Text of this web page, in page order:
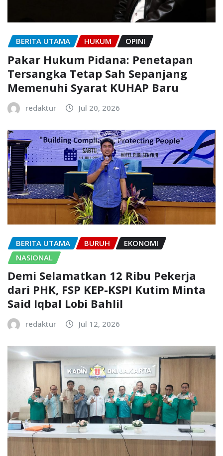
BERITA UTAMA HUKUM OPINI
Pakar Hukum Pidana: Penetapan
Tersangka Tetap Sah Sepanjang
Memenuhi Syarat KUHAP Baru
redaktur Jul 20, 2026
BERITA UTAMA BURUH
EKONOMI
NASIONAL
Demi Selamatkan 12 Ribu Pekerja
dari PHK, FSP KEP-KSPI Kutim Minta
Said Iqbal Lobi Bahlil
redaktur Jul 12, 2026